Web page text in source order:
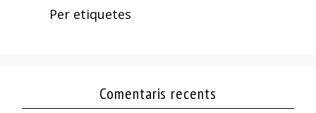
Per etiquetes
Comentaris recents